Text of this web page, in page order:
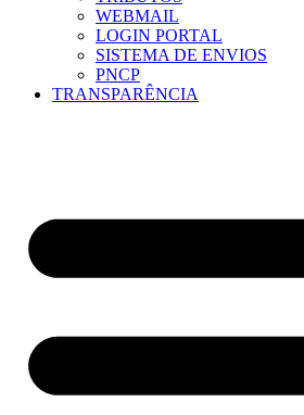
WEBMAIL
LOGIN PORTAL
SISTEMA DE ENVIOS
PNCP
TRANSPARÊNCIA